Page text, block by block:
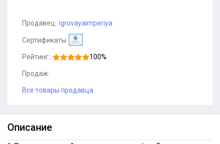
Продавец: igrovayaimperiya
Сертификаты
Рейтинг: 100%
Продаж:
Все товары продавца
Описание